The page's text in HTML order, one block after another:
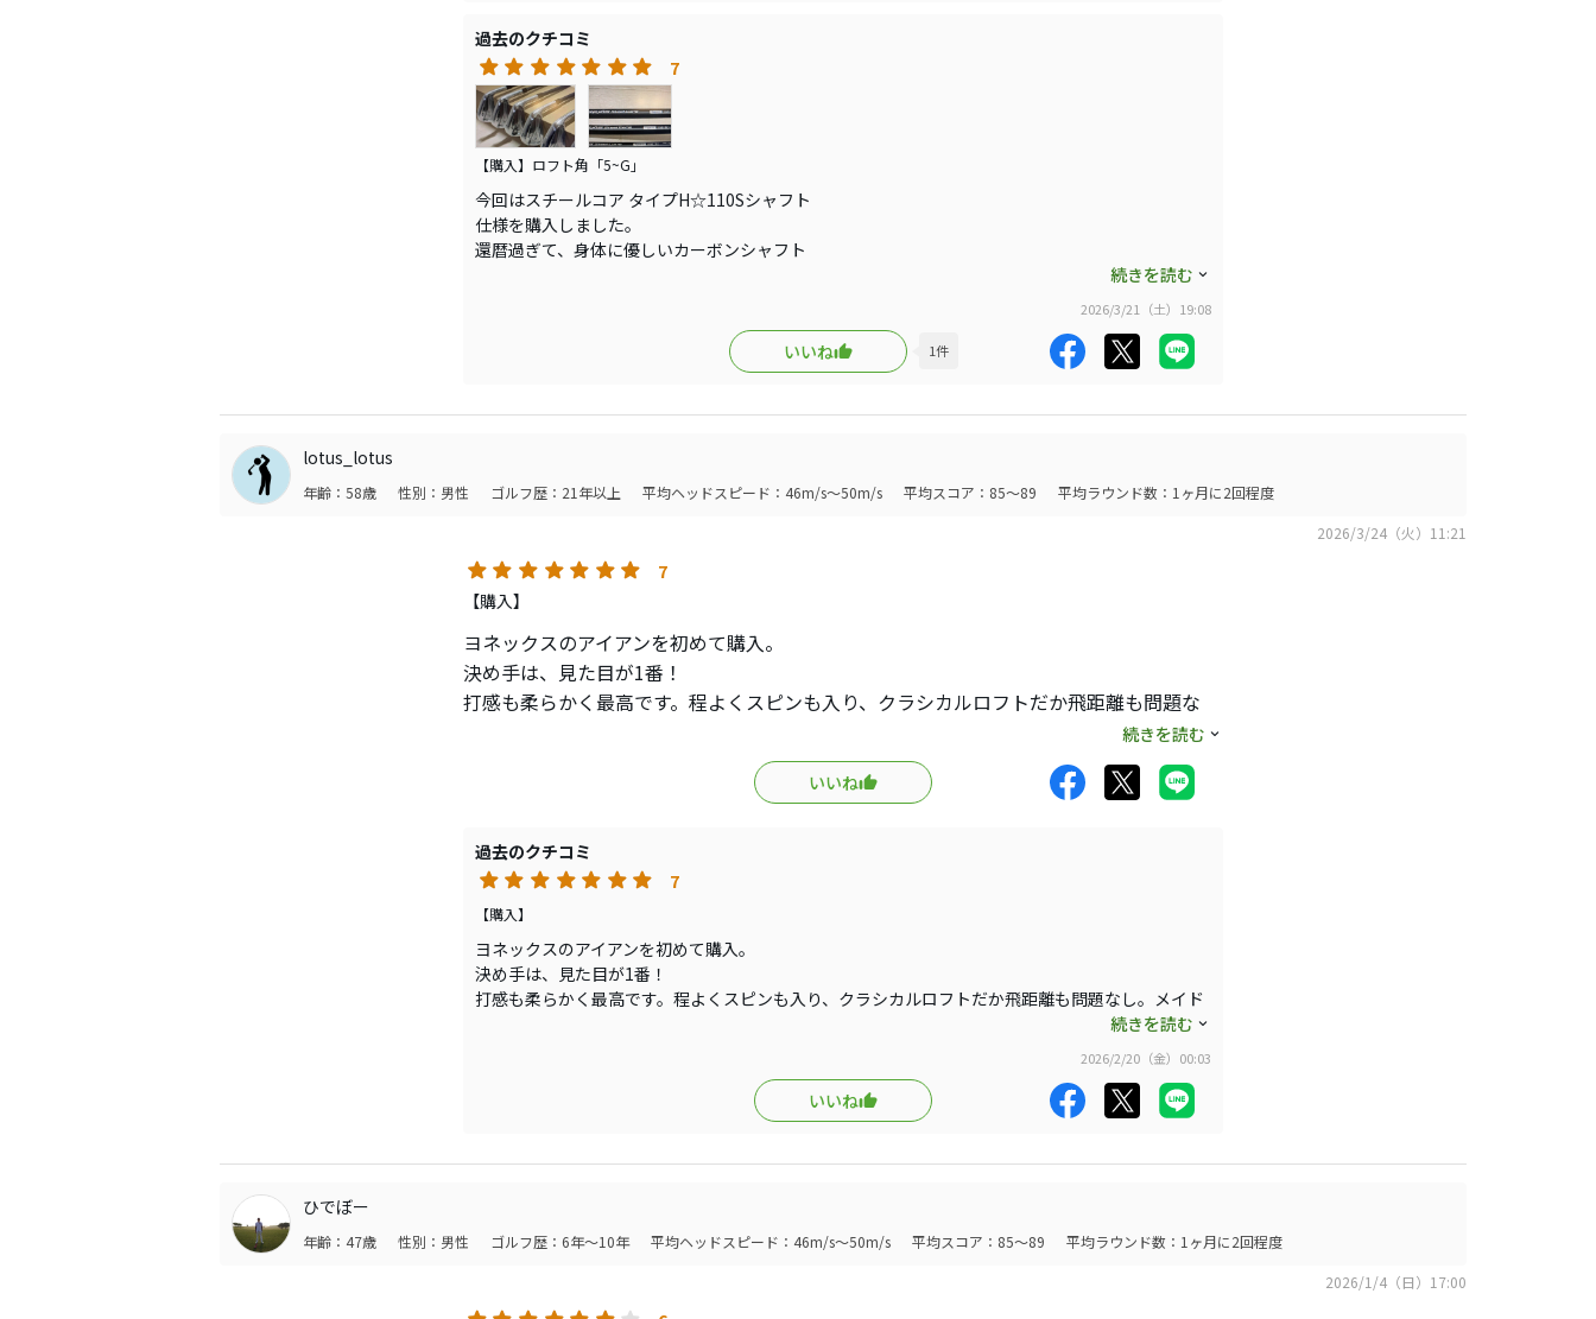
で今季は行ってみようと思います。
本当にどちらも、素晴らしいアイアン
ですよ！
素手でも滑らず問題無く使えいいかも
取り敢えず
気温10度以下は2025ＭＣＩ 100Ｒで
それ以外はこちらのシャフトで今季は
行ってみたいと思います。
過去のクチコミ
7
【購入】ロフト角「5~G」
今回はスチールコア タイプH☆110Sシャフト
仕様を購入しました。
還暦過ぎて、身体に優しいカーボンシャフト
打感良し、ノーマルロフトの割に飛びます
又、クチコミします。
続きを読む
2026/3/21（土）19:08
いいね 1件
lotus_lotus
年齢：58歳 性別：男性 ゴルフ歴：21年以上 平均ヘッドスピード：46m/s～50m/s 平均スコア：85～89
平均ラウンド数：1ヶ月に2回程度
2026/3/24（火）11:21
7
【購入】
ヨネックスのアイアンを初めて購入。
決め手は、見た目が1番！
打感も柔らかく最高です。程よくスピンも入り、クラシカルロフトだか飛距離も問題な
し。メイドインジャパン恐らく遠藤製で、所有感も高く良い相棒が見つかりました！
ヨネックス国内製造でした。m(._.)m
続きを読む
いいね
過去のクチコミ
7
【購入】
ヨネックスのアイアンを初めて購入。
決め手は、見た目が1番！
打感も柔らかく最高です。程よくスピンも入り、クラシカルロフトだか飛距離も問題なし。メイド
続きを読む
2026/2/20（金）00:03
いいね
ひでぼー
年齢：47歳 性別：男性 ゴルフ歴：6年～10年 平均ヘッドスピード：46m/s～50m/s 平均スコア：85～89
平均ラウンド数：1ヶ月に2回程度
2026/1/4（日）17:00